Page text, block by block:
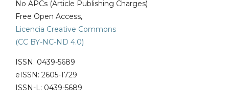
No APCs (Article Publishing Charges)
Free Open Access,
Licencia Creative Commons
(CC BY-NC-ND 4.0)
ISSN: 0439-5689
eISSN: 2605-1729
ISSN-L: 0439-5689